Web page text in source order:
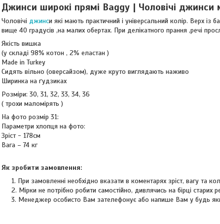
Джинси широкі прямі Baggy | Чоловічі джинси
Чоловічі джинси які мають практичний і універсальний колір. Верх
вище 40 градусів ,на малих обертах. При делікатного прання ,речі
Якість вишка
(у складі 98% котон , 2% еластан )
Made in Turkey
Сидять вільно (оверсайзом), дуже круто виглядають наживо
Ширинка на ґудзиках
Розміри: 30, 31, 32, 33, 34, 36
( трохи маломірять )
На фото розмір 31:
Параметри хлопця на фото:
Зріст - 178см
Вага – 74 кг
Як зробити замовлення:
При замовленні необхідно вказати в коментарях зріст, вагу та
Мірки не потрібно робити самостійно, дивлячись на бірці старих
Менеджер особисто Вам зателефонує або напише Вам у будь